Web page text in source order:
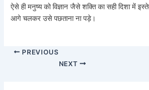
ऐसे ही मनुष्य को विज्ञान जैसे शक्ति का सही दिशा में
आगे चलकर उसे पछताना ना पड़े।
PREVIOUS
NEXT